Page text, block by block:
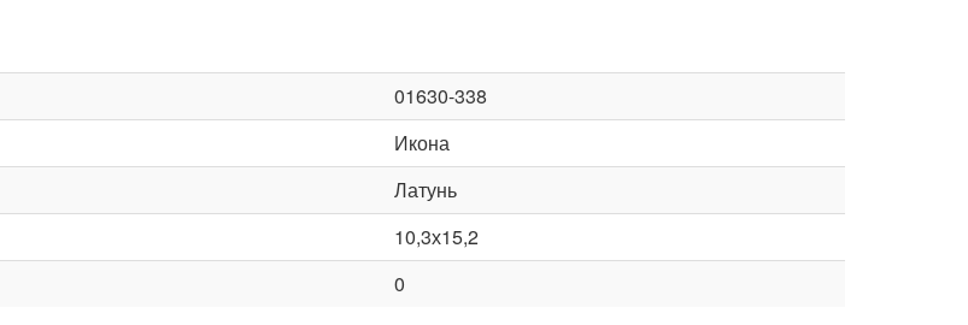
01630-338
Икона
Латунь
10,3х15,2
0